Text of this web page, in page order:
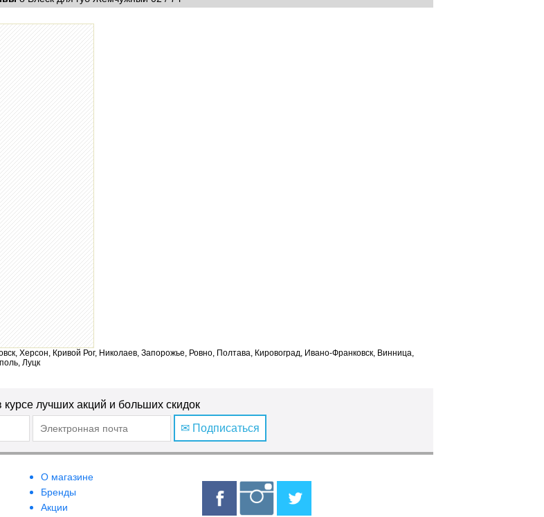
Херсон, Кривой Рог, Николаев, Запорожье, Ровно, Полтава, Кировоград, Ивано-Франковск, Винница,
Луцк
курсе лучших акций и больших скидок
✉ Подписаться
О магазине
Бренды
Акции